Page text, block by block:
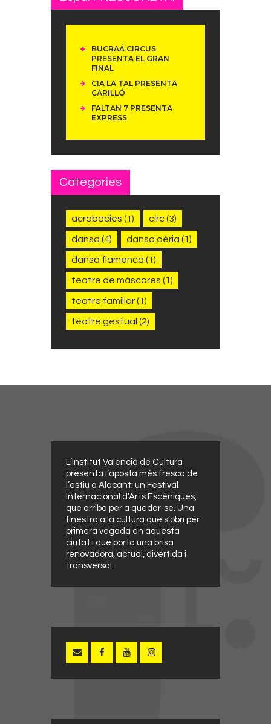
BUCRAÁ CIRCUS
PRESENTA EL GRAN
FINAL
CIA LA TAL PRESENTA
CARILLÓ
FALTAN 7 PRESENTA
EXPRESS
Categories
acrobàcies (1) circ(3)
dansa (4) dansa aèria (1)
dansa flamenca (1)
teatre de màscares (1)
teatre familiar(1)
teatre gestual (2)
L’Institut Valencià de Cultura
presenta l’aposta més fresca de
l’estiu a Alacant: un Festival
Internacional d’Arts Escèniques,
que arriba per a quedar-se. Una
finestra a la cultura que s’obri per
primera vegada en aquesta
ciutat i que porta una brisa
renovadora, actual, divertida i
transversal.